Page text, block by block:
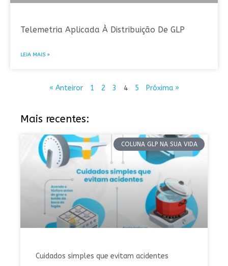
Telemetria Aplicada À Distribuição De GLP
LEIA MAIS »
« Anteiror 1 2 3 4 5 Próxima »
Mais recentes:
COLUNA GLP NA SUA VIDA
Cuidados simples que evitam acidentes